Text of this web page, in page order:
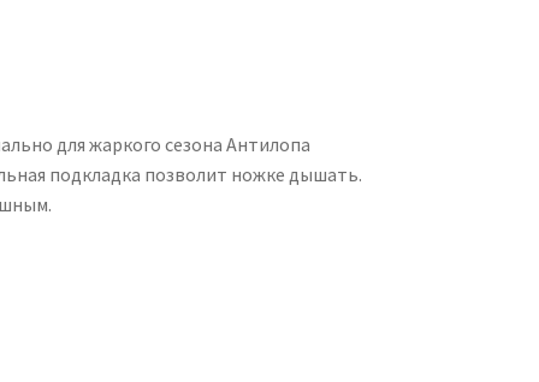
для жаркого сезона Антилопа
подкладка позволит ножке дышать.